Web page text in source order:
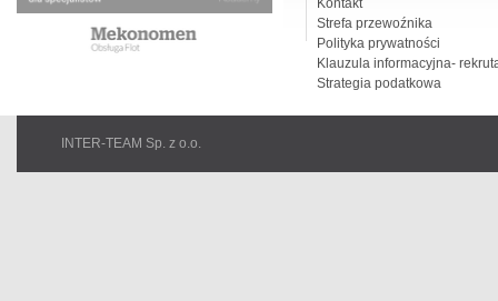
Kontakt
Strefa przewoźnika
Polityka prywatności
Klauzula informacyjna-
Strategia podatkowa
INTER-TEAM Sp. z o.o.